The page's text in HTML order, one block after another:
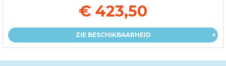
€ 423,50
ZIE BESCHIKBAARHEID